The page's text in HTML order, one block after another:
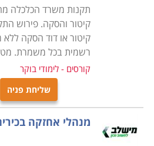
תקנות משרד הכלכלה
קיטור והסקה. פירוש
קיטור או דוד הסקה
רשמית בכל משמרת.
קורסים - לימודי בוקר
שליחת פניה
מנהלי אחזקה